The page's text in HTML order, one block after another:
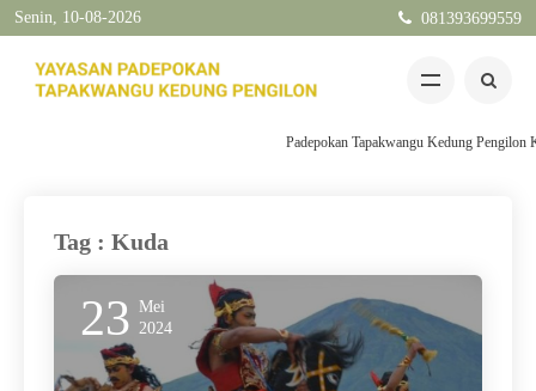
Senin, 10-08-2026 081393699559
Padepokan Tapakwangu Kedung Pengilon
Tag : Kuda
23 Mei
2024